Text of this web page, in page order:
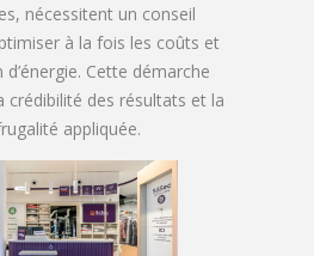
nécessitent un conseil
à la fois les coûts et
Cette démarche
crédibilité des résultats et la
appliquée.